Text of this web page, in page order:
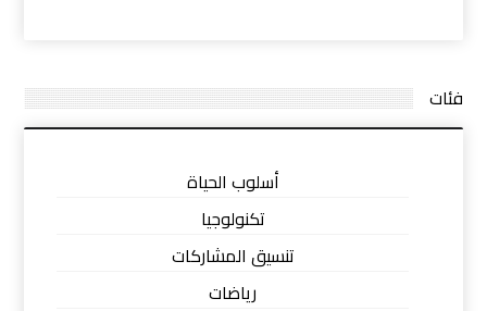
فئات
أسلوب الحياة
تكنولوجيا
تنسيق المشاركات
رياضات